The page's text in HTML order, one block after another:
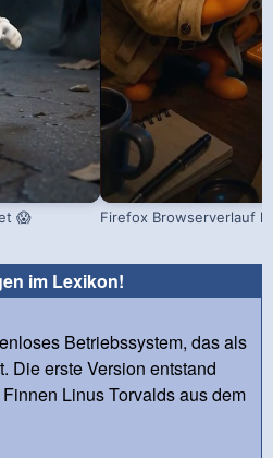
😱 Firefox Browserverlauf
im Lexikon!
Betriebssystem, das als
Die erste Version entstand
Linus Torvalds aus dem